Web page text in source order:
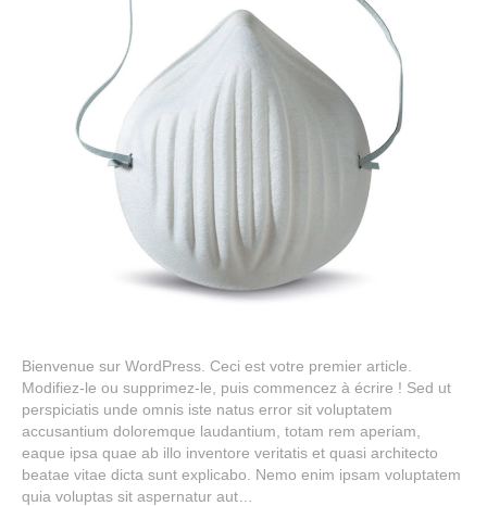
Bienvenue sur WordPress. Ceci est votre premier article.
Modifiez-le ou supprimez-le, puis commencez à écrire ! Sed ut
perspiciatis unde omnis iste natus error sit voluptatem
accusantium doloremque laudantium, totam rem aperiam,
eaque ipsa quae ab illo inventore veritatis et quasi architecto
beatae vitae dicta sunt explicabo. Nemo enim ipsam voluptatem
quia voluptas sit aspernatur aut…